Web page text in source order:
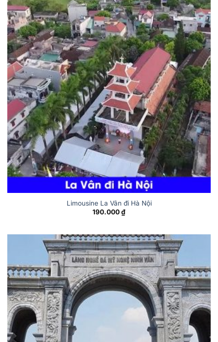
Limousine La Vân đi Hà Nội
190.000₫